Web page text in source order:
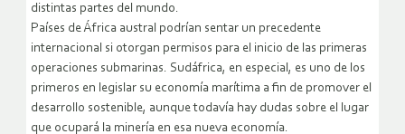
distintas partes del mundo.
Países de África austral podrían sentar un precedente
internacional si otorgan permisos para el inicio de las primeras
operaciones submarinas. Sudáfrica, en especial, es uno de los
primeros en legislar su economía marítima a fin de promover el
desarrollo sostenible, aunque todavía hay dudas sobre el lugar
que ocupará la minería en esa nueva economía.